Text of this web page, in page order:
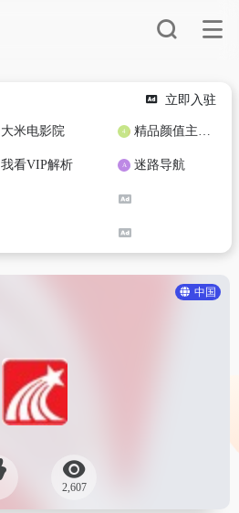
立即入驻
大米电影院 精品颜值主播定制
我看VIP解析 迷路导航
中国
2,607